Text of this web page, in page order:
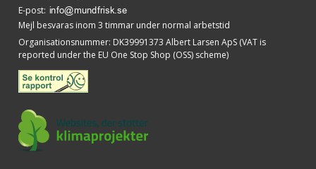
E-post:
Mejl besvaras inom 3 timmar under normal arbetstid
Organisationsnummer: DK39991373 Albert Larsen ApS (VAT is
reported under the EU One Stop Shop (OSS) scheme)